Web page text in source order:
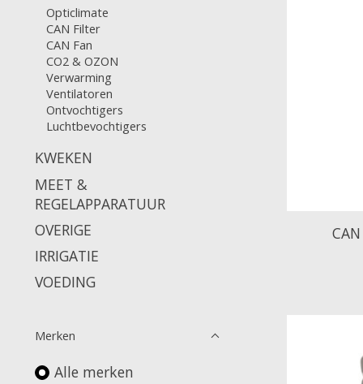
Opticlimate
CAN Filter
CAN Fan
CO2 & OZON
Verwarming
Ventilatoren
Ontvochtigers
Luchtbevochtigers
KWEKEN
MEET &
REGELAPPARATUUR
OVERIGE
IRRIGATIE
VOEDING
Merken
Alle merken